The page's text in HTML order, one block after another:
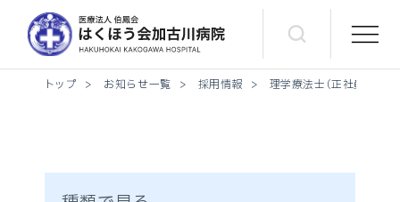
トップ > お知らせ一覧 > 採用情報 > 理学療法士（正社員）募集